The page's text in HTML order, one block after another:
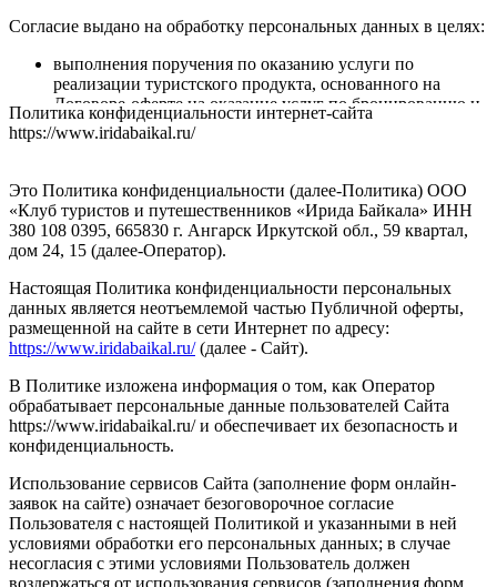
Согласие выдано на обработку персональных данных в целях:
выполнения поручения по оказанию услуги по
реализации туристского продукта, основанного на
Договоре-оферте на оказание услуг по бронированию и
оплате туристского продукта, туристической услуги;
исполнения соглашений по предоставлению доступа к
Сервиса, для администрирования Сайта;
идентификации при регистрации на Сайте и/или при
использовании Сервиса;
оказания услуг, обработки запросов и заявок;
установления обратной связи, включая направление
уведомлений и запросов;
подтверждения полноты предоставленных
персональных данных;
заключения договоров, осуществления взаиморасчетов;
сбора Оператором статистики;
улучшения качества работы Сайта и/или его Сервиса,
удобства их использования и разработки новых
сервисов и услуг;
проведения маркетинговых (рекламных) мероприятий,
Пользователем для продвижения на рынке услуг
Оператора, в том числе, путем осуществления прямых
контактов.
для целей повышения осведомленности посетителей
Сайтаhttps://www.iridabaikal.ru/, о продуктах и услугах,
Политика конфиденциальности интернет-сайта
https://www.iridabaikal.ru/
Это Политика конфиденциальности (далее-Политика) ООО
«Клуб туристов и путешественников «Ирида Байкала» ИНН
380 108 0395, 665830 г. Ангарск Иркутской обл., 59 квартал,
дом 24, 15 (далее-Оператор).
Настоящая Политика конфиденциальности персональных
данных является неотъемлемой частью Публичной оферты,
размещенной на сайте в сети Интернет по адресу:
https://www.iridabaikal.ru/(далее - Сайт).
В Политике изложена информация о том, как Оператор
обрабатывает персональные данные пользователей Сайта
https://www.iridabaikal.ru/ и обеспечивает их безопасность и
конфиденциальность.
Использование сервисов Сайта (заполнение форм онлайн-
заявок на сайте) означает безоговорочное согласие
Пользователя с настоящей Политикой и указанными в ней
условиями обработки его персональных данных; в случае
несогласия с этими условиями Пользователь должен